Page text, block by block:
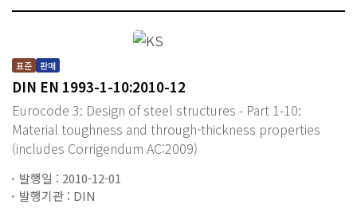
표준 판매
DIN EN 1993-1-10:2010-12
Eurocode 3: Design of steel structures - Part 1-10:
Material toughness and through-thickness properties
(includes Corrigendum AC:2009)
발행일 : 2010-12-01
발행기관 : DIN